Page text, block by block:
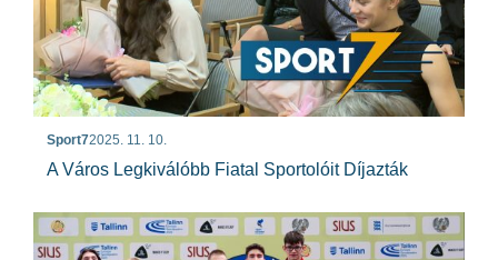
Sport72025. 11. 10.
A Város Legkiválóbb Fiatal Sportolóit Díjazták